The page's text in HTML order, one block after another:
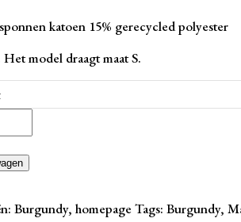
katoen 15% gerecycled polyester
model draagt maat S.
Burgundy, homepageTags: Burgundy,